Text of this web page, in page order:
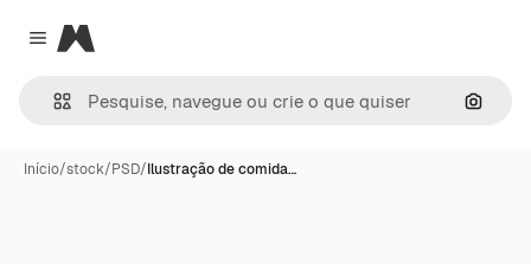
Close menu
Magnific
Início/stock/PSD/Ilustração de comida…